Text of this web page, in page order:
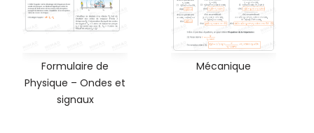
Formulaire de
Physique – Ondes et
signaux
Mécanique